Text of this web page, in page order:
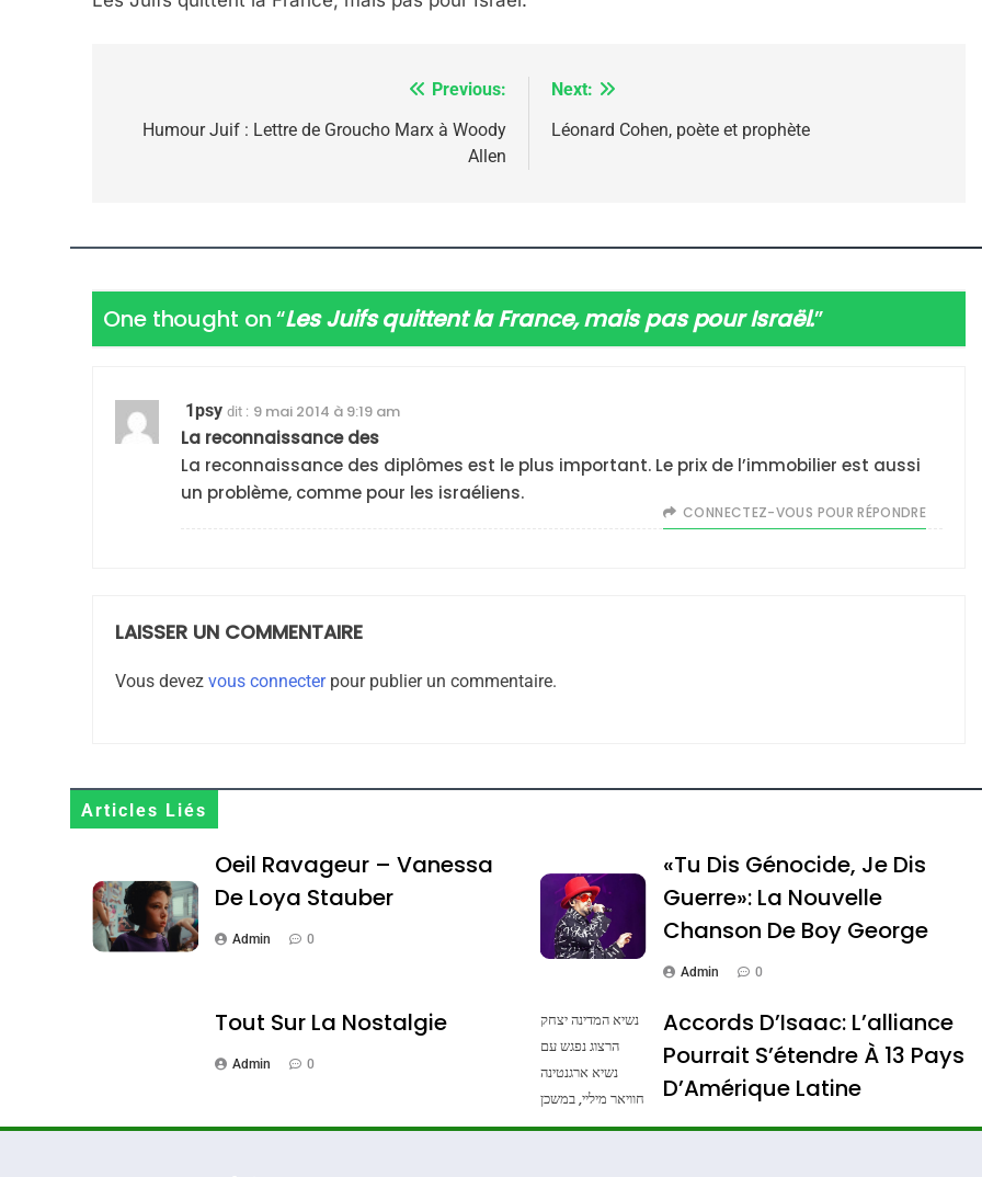
Previous:
Humour Juif : Lettre de Groucho Marx à Woody
Allen
Next:
Léonard Cohen, poète et prophète
One thought on “Les Juifs quittent la France, mais pas pour Israël.”
1psy dit : 9 mai 2014 à 9:19 am
La reconnaissance des
La reconnaissance des diplômes est le plus important. Le prix de l’immobilier est aussi
un problème, comme pour les israéliens.
CONNECTEZ-VOUS POUR RÉPONDRE
LAISSER UN COMMENTAIRE
Vous devez vous connecterpour publier un commentaire.
Articles Liés
Oeil Ravageur – Vanessa
De Loya Stauber
Admin 0
«Tu Dis Génocide, Je Dis
Guerre»: La Nouvelle
Chanson De Boy George
Admin 0
Tout Sur La Nostalgie
Admin 0
נשיא המדינה יצחק
הרצוג נפגש עם
נשיא ארגנטינה
חוויאר מיליי, במשכן
הנשיא בירושלים.
Accords D’Isaac: L’alliance
Pourrait S’étendre À 13 Pays
D’Amérique Latine
Admin 0
FIÈRE, DIGNE ET RÉSILIENTE : POURQUOI JE REVENDIQUE MA JUDAÏTE Par
ISRAÉL JUDAISME
CE QUI NOUS MANQUE – Jacques Hadida
Terroir
Oeil Ravageur – Vanessa De Loya Stauber